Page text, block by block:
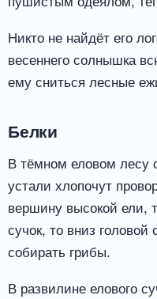
Никто не найдёт его
весеннего солнышка
ему сниться лесные
Белки
В тёмном еловом лесу
устали хлопочут
вершину высокой ели,
сучок, то вниз
собирать грибы.
В развилине елового